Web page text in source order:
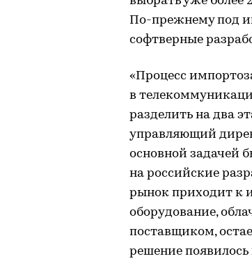
По-прежнему под
софтверные
«Процесс
в
разделить на два
управляющий
основной задачей
на российские
рынок приходит к
оборудование,
поставщиком,
решение